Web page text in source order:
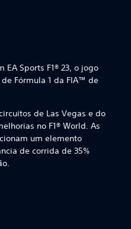
Sports F1® 23, o jogo
Fórmula 1 da FIA™ de
de Las Vegas e do
no F1® World. As
um elemento
de corrida de 35%